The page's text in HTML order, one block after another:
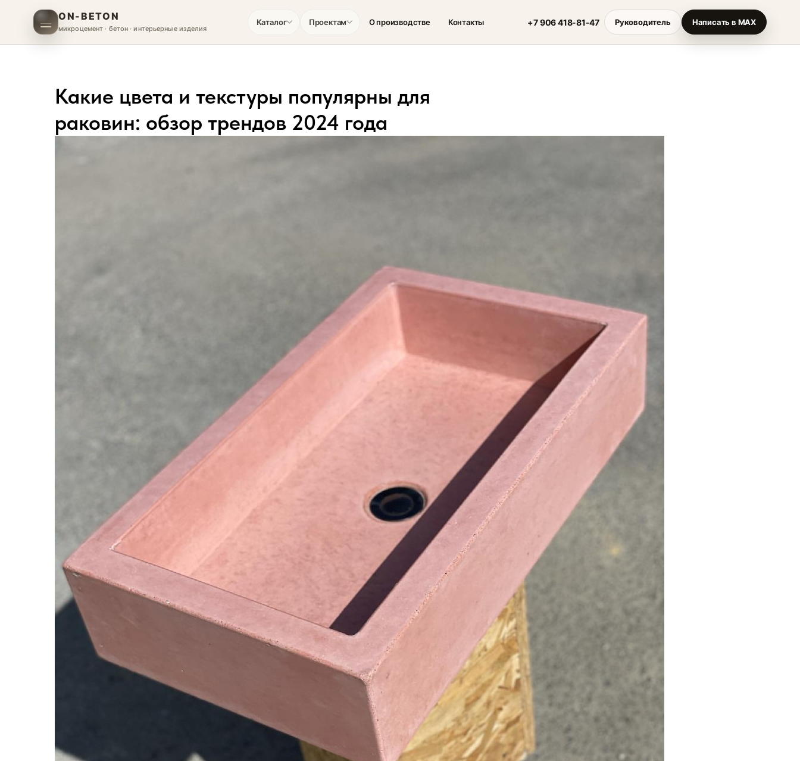
ON-BETON
микроцемент · бетон · интерьерные изделия
Каталог Проектам О производстве Контакты +7 906 418-81-47 Руководитель Написать в MAX
Какие цвета и текстуры популярны для
раковин: обзор трендов 2024 года